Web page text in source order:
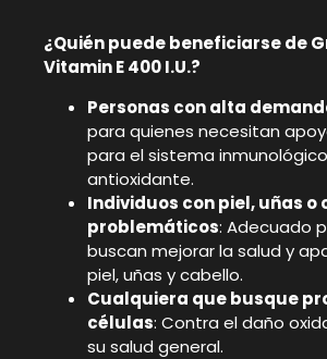
¿Quién puede beneficiarse de
Vitamin E 400 I.U.?
Personas con alta
para quienes necesitan
para el sistema
antioxidante.
Individuos con piel, uñas o
problemáticos: Adecuado
buscan mejorar la salud y
piel, uñas y cabello.
Cualquiera que busque
células: Contra el daño
su salud general.